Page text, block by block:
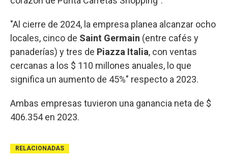
"Al cierre de 2024, la empresa planea alcanzar ocho
locales, cinco de Saint Germain (entre cafés y
panaderías) y tres de Piazza Italia, con ventas
cercanas a los $ 110 millones anuales, lo que
significa un aumento de 45%" respecto a 2023.
Ambas empresas tuvieron una ganancia neta de $
406.354 en 2023.
RELACIONADAS